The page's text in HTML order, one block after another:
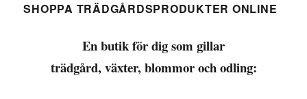
SHOPPA TRÄDGÅRDSPRODUKTER ONLINE
En butik för dig som gillar
trädgård, växter, blommor och odling: